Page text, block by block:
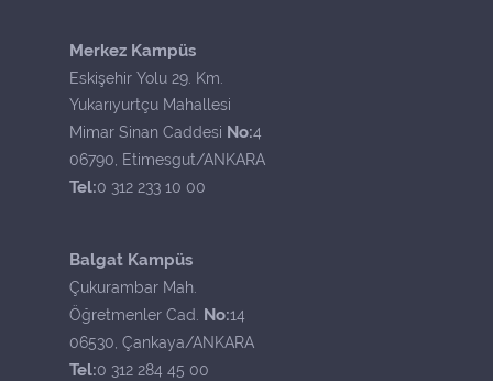
Merkez Kampüs
Eskişehir Yolu 29. Km.
Yukarıyurtçu Mahallesi
Mimar Sinan Caddesi No:4
06790, Etimesgut/ANKARA
Tel:0 312 233 10 00
Balgat Kampüs
Çukurambar Mah.
Öğretmenler Cad. No:14
06530, Çankaya/ANKARA
Tel:0 312 284 45 00